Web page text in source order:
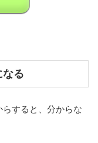
なる
すると、分からな